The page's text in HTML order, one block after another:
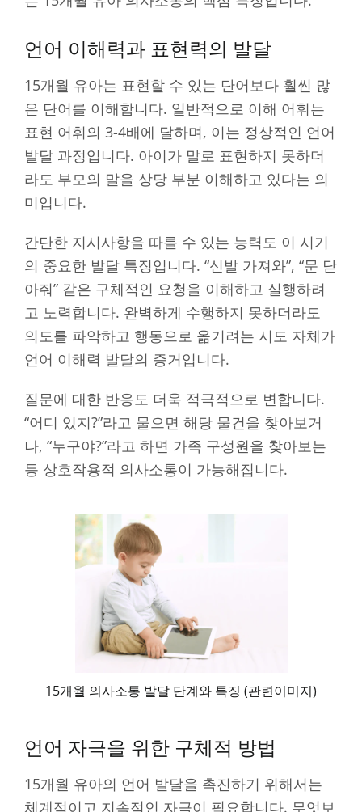
언어 이해력과 표현력의 발달
15개월 유아는 표현할 수 있는 단어보다 훨씬 많
은 단어를 이해합니다. 일반적으로 이해 어휘는
표현 어휘의 3-4배에 달하며, 이는 정상적인 언어
발달 과정입니다. 아이가 말로 표현하지 못하더
라도 부모의 말을 상당 부분 이해하고 있다는 의
미입니다.
간단한 지시사항을 따를 수 있는 능력도 이 시기
의 중요한 발달 특징입니다. “신발 가져와”, “문 닫
아줘” 같은 구체적인 요청을 이해하고 실행하려
고 노력합니다. 완벽하게 수행하지 못하더라도
의도를 파악하고 행동으로 옮기려는 시도 자체가
언어 이해력 발달의 증거입니다.
질문에 대한 반응도 더욱 적극적으로 변합니다.
“어디 있지?”라고 물으면 해당 물건을 찾아보거
나, “누구야?”라고 하면 가족 구성원을 찾아보는
등 상호작용적 의사소통이 가능해집니다.
15개월 의사소통 발달 단계와 특징 (관련이미지)
언어 자극을 위한 구체적 방법
15개월 유아의 언어 발달을 촉진하기 위해서는
체계적이고 지속적인 자극이 필요합니다. 무엇보